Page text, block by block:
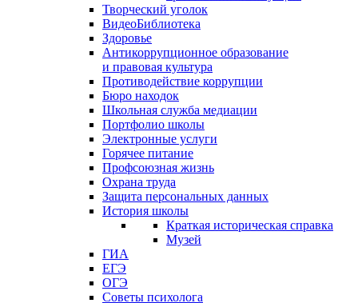
Творческий уголок
ВидеоБиблиотека
Здоровье
Антикоррупционное образование
и правовая культура
Противодействие коррупции
Бюро находок
Школьная служба медиации
Портфолио школы
Электронные услуги
Горячее питание
Профсоюзная жизнь
Охрана труда
Защита персональных данных
История школы
Краткая историческая справка
Музей
ГИА
ЕГЭ
ОГЭ
Советы психолога